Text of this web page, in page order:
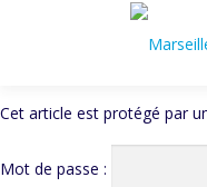
Cet article est protégé par
Mot de passe :